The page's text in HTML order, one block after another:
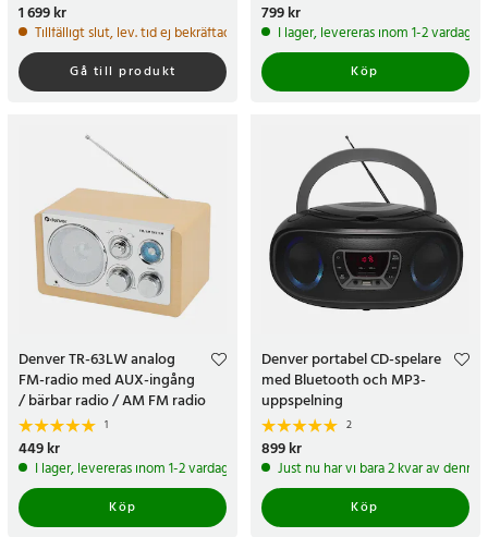
Pris:1 699 kr
1 699 kr
Tillfälligt slut, lev. tid ej bekräftad.
Gå till produkt
Pris:799 kr
799 kr
I lager, levereras inom 1-2 vardagar
Köp
Denver TR-63LW analog
FM-radio med AUX-ingång
/ bärbar radio / AM FM radio
1
Pris:449 kr
449 kr
I lager, levereras inom 1-2 vardagar
Köp
Denver portabel CD-spelare
med Bluetooth och MP3-
uppspelning
2
Pris:899 kr
899 kr
Just nu har vi bara 2 kvar av denna
Köp